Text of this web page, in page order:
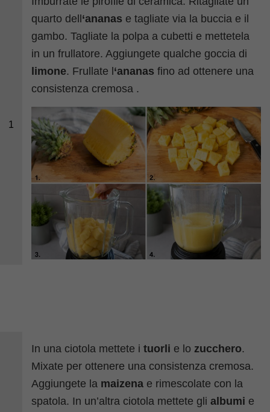
1
quarto dell ‘ananas e tagliate via la buccia e il
gambo. Tagliate la polpa a cubetti e mettetela
in un frullatore. Aggiungete qualche goccia di
limone. Frullate l ‘ananas fino ad ottenere una
consistenza cremosa .
In una ciotola mettete i tuorli e lo zucchero.
Mixate per ottenere una consistenza cremosa.
Aggiungete la maizena e rimescolate con la
spatola. In un’altra ciotola mettete gli albumi e